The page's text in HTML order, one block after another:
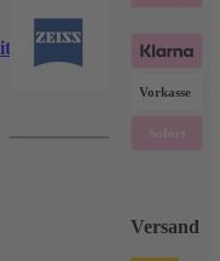
Versand